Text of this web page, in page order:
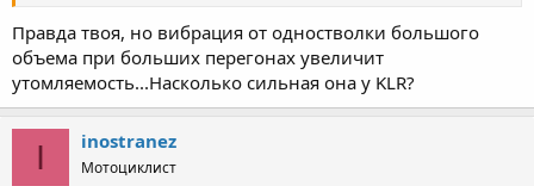
Правда твоя, но вибрация от одностволки большого
объема при больших перегонах увеличит
утомляемость...Насколько сильная она у KLR?
I inostranez
Мотоциклист